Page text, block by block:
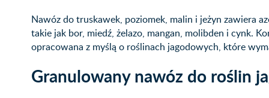
Nawóz do truskawek, poziomek, malin i jeżyn zawiera
takie jak bor, miedź, żelazo, mangan, molibden i cynk.
opracowana z myślą o roślinach jagodowych, które
Granulowany nawóz do roślin